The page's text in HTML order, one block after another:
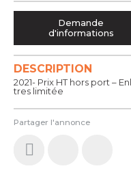
Partager l'annonce
DESCRIPTION
2021- Prix HT hors port –
tres limitée
Demande
d'informations